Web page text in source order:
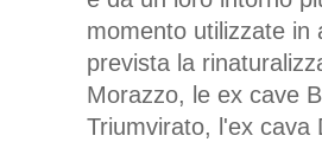
momento utilizzate in
prevista la
Morazzo, le ex cave
Triumvirato, l'ex cava